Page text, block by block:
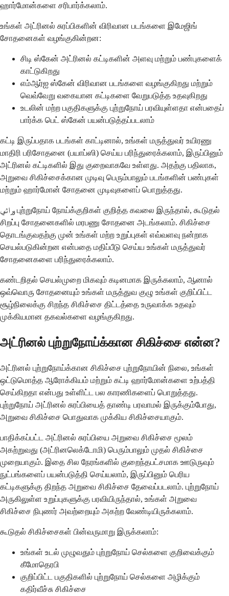
ஹார்மோன்களை சரிபார்க்கலாம்.
உங்கள் அட்ரினல் சுரப்பிகளின் விரிவான படங்களை இமேஜிங்
சோதனைகள் வழங்குகின்றன:
சிடி ஸ்கேன் அட்ரினல் கட்டிகளின் அளவு மற்றும் பண்புகளைக்
காட்டுகிறது
எம்ஆர்ஐ ஸ்கேன் விரிவான படங்களை வழங்குகிறது மற்றும்
வெவ்வேறு வகையான கட்டிகளை வேறுபடுத்த உதவுகிறது
உடலின் மற்ற பகுதிகளுக்கு புற்றுநோய் பரவியுள்ளதா என்பதைப்
பார்க்க பெட் ஸ்கேன் பயன்படுத்தப்படலாம்
கட்டி இருப்பதாக படங்கள் காட்டினால், உங்கள் மருத்துவர் உயிரணு
மாதிரி பரிசோதனை (பயாப்ஸி) செய்ய பரிந்துரைக்கலாம், இருப்பினும்
அட்ரினல் கட்டிகளில் இது குறைவாகவே உள்ளது. அதற்கு பதிலாக,
அறுவை சிகிச்சைக்கான முடிவு பெரும்பாலும் படங்களின் பண்புகள்
மற்றும் ஹார்மோன் சோதனை முடிவுகளைப் பொறுத்தது.
وراثي புற்றுநோய் நோய்க்குறிகள் குறித்த கவலை இருந்தால், கூடுதல்
சிறப்பு சோதனைகளில் மரபணு சோதனை அடங்கலாம். சிகிச்சை
தொடங்குவதற்கு முன் உங்கள் மற்ற உறுப்புகள் எவ்வளவு நன்றாக
செயல்படுகின்றன என்பதை மதிப்பீடு செய்ய உங்கள் மருத்துவர்
சோதனைகளை பரிந்துரைக்கலாம்.
கண்டறிதல் செயல்முறை மிகவும் கடினமாக இருக்கலாம், ஆனால்
ஒவ்வொரு சோதனையும் உங்கள் மருத்துவ குழு உங்கள் குறிப்பிட்ட
சூழ்நிலைக்கு சிறந்த சிகிச்சை திட்டத்தை உருவாக்க உதவும்
முக்கியமான தகவல்களை வழங்குகிறது.
அட்ரினல் புற்றுநோய்க்கான சிகிச்சை என்ன?
அட்ரினல் புற்றுநோய்க்கான சிகிச்சை புற்றுநோயின் நிலை, உங்கள்
ஒட்டுமொத்த ஆரோக்கியம் மற்றும் கட்டி ஹார்மோன்களை உற்பத்தி
செய்கிறதா என்பது உள்ளிட்ட பல காரணிகளைப் பொறுத்தது.
புற்றுநோய் அட்ரினல் சுரப்பியைத் தாண்டி பரவாமல் இருக்கும்போது,
அறுவை சிகிச்சை பொதுவாக முக்கிய சிகிச்சையாகும்.
பாதிக்கப்பட்ட அட்ரினல் சுரப்பியை அறுவை சிகிச்சை மூலம்
அகற்றுவது (அட்ரினலெக்டோமி) பெரும்பாலும் முதல் சிகிச்சை
முறையாகும். இதை சில நேரங்களில் குறைந்தபட்சமாக ஊடுருவும்
நுட்பங்களைப் பயன்படுத்தி செய்யலாம், இருப்பினும் பெரிய
கட்டிகளுக்கு திறந்த அறுவை சிகிச்சை தேவைப்படலாம். புற்றுநோய்
அருகிலுள்ள உறுப்புகளுக்கு பரவியிருந்தால், உங்கள் அறுவை
சிகிச்சை நிபுணர் அவற்றையும் அகற்ற வேண்டியிருக்கலாம்.
கூடுதல் சிகிச்சைகள் பின்வருமாறு இருக்கலாம்:
உங்கள் உடல் முழுவதும் புற்றுநோய் செல்களை குறிவைக்கும்
கீமோதெரபி
குறிப்பிட்ட பகுதிகளில் புற்றுநோய் செல்களை அழிக்கும்
கதிர்வீச்சு சிகிச்சை